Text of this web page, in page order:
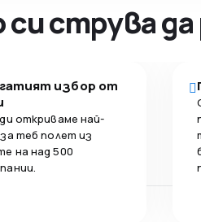
струва
избор от
откриваме най-
теб полет из
на над 500